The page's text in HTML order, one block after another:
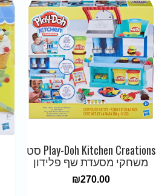
Play-Doh Kitchen Creations סט
משחקי מסעדת שף פלידון
₪270.00